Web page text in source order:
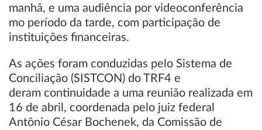
manhã, e uma audiência por videoconferência
mo período da tarde, com participação de
instituições financeiras.
As ações foram conduzidas pelo Sistema de
Conciliação (SISTCON) do TRF4 e
deram continuidade a uma reunião realizada em
16 de abril, coordenada pelo juiz federal
Antônio César Bochenek, da Comissão de